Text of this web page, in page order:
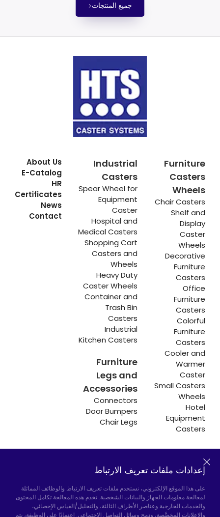
جميع المنتجات
Furniture
Casters
Wheels
Chair Casters
Shelf and
Display
Caster
Wheels
Decorative
Furniture
Casters
Office
Furniture
Casters
Colorful
Furniture
Casters
Cooler and
Warmer
Caster
Small Casters
Wheels
Hotel
Equipment
Casters
Industrial
Casters
Spear Wheel for
Equipment
Caster
Hospital and
Medical Casters
Shopping Cart
Casters and
Wheels
Heavy Duty
Caster Wheels
Container and
Trash Bin
Casters
Industrial
Kitchen Casters
Furniture
Legs and
Accessories
Connectors
Door Bumpers
Chair Legs
About Us
E-Catalog
HR
Certificates
News
Contact
Hadımköy المصنع:
Atatürk Industrial Zone,
Arnavutköy/Istanbul
الهاتف:+90 212 640 66 46
إعدادات ملفات تعريف الارتباط
على هذا الموقع الإلكتروني، نستخدم ملفات تعريف الارتباط والوظائف المماثلة
لمعالجة معلومات الجهاز والبيانات الشخصية. تخدم هذه المعالجة تكامل المحتوى
والخدمات الخارجية وعناصر الأطراف الثالثة، والتحليل/القياس الإحصائي،
والإعلانات المخصَّصة، ودمج وسائل التواصل الاجتماعي. اعتمادًا على الوظيفة، يتم